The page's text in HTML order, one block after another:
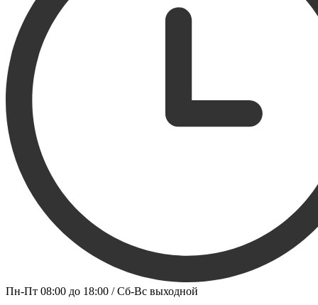
Пн-Пт 08:00 до 18:00 / Сб-Вс выходной